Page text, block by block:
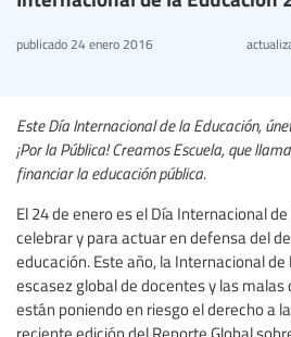
publicado 24 enero 2016
Este Día Internacional de la Educación,
¡Por la Pública! Creamos Escuela, que
financiar la educación pública.
El 24 de enero es el Día Internacional
celebrar y para actuar en defensa del
educación. Este año, la Internacional
escasez global de docentes y las
están poniendo en riesgo el derecho a
reciente edición del Reporte Global